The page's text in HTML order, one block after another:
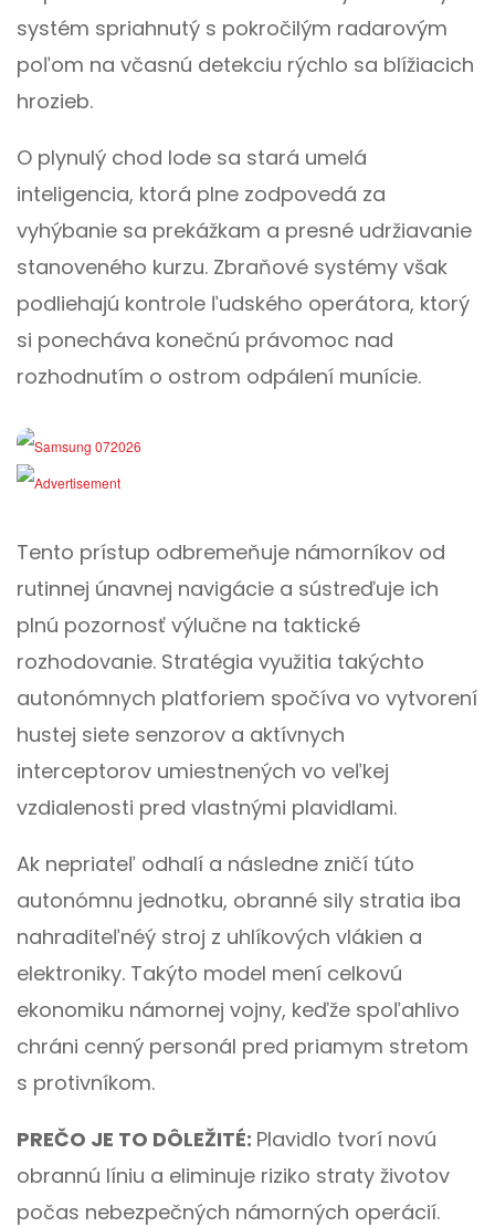
systém spriahnutý s pokročilým radarovým
poľom na včasnú detekciu rýchlo sa blížiacich
hrozieb.
O plynulý chod lode sa stará umelá
inteligencia, ktorá plne zodpovedá za
vyhýbanie sa prekážkam a presné udržiavanie
stanoveného kurzu. Zbraňové systémy však
podliehajú kontrole ľudského operátora, ktorý
si ponecháva konečnú právomoc nad
rozhodnutím o ostrom odpálení munície.
Tento prístup odbremeňuje námorníkov od
rutinnej únavnej navigácie a sústreďuje ich
plnú pozornosť výlučne na taktické
rozhodovanie. Stratégia využitia takýchto
autonómnych platforiem spočíva vo vytvorení
hustej siete senzorov a aktívnych
interceptorov umiestnených vo veľkej
vzdialenosti pred vlastnými plavidlami.
Ak nepriateľ odhalí a následne zničí túto
autonómnu jednotku, obranné sily stratia iba
nahraditeľnéý stroj z uhlíkových vlákien a
elektroniky. Takýto model mení celkovú
ekonomiku námornej vojny, keďže spoľahlivo
chráni cenný personál pred priamym stretom
s protivníkom.
PREČO JE TO DÔLEŽITÉ: Plavidlo tvorí novú
obrannú líniu a eliminuje riziko straty životov
počas nebezpečných námorných operácií.